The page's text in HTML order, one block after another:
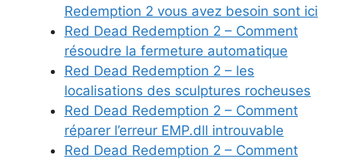
Redemption 2 vous avez besoin sont ici
Red Dead Redemption 2 – Comment
résoudre la fermeture automatique
Red Dead Redemption 2 – les
localisations des sculptures rocheuses
Red Dead Redemption 2 – Comment
réparer l’erreur EMP.dll introuvable
Red Dead Redemption 2 – Comment